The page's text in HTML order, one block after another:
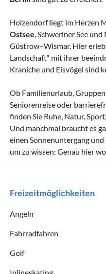
Holzendorf liegt im Herzen
Ostsee , Schweriner See
Güstrow–Wismar. Hier
Landschaft“ mit ihrer
Kraniche und Eisvögel sind
Ob Familienurlaub,
Seniorenreise oder
finden Sie Ruhe, Natur,
Und manchmal braucht es
einen Sonnenuntergang und
um zu wissen: Genau hier
Freizeitmöglichkeiten
Angeln
Fahrradfahren
Golf
Inlineskating